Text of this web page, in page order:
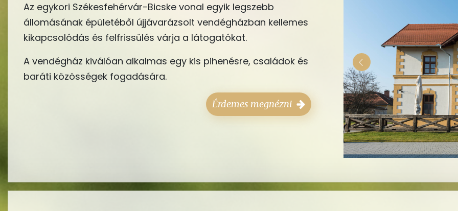
Az egykori Székesfehérvár-Bicske vonal egyik legszebb
állomásának épületéből újjávarázsolt vendégházban kellemes
kikapcsolódás és felfrissülés várja a látogatókat.
A vendégház kiválóan alkalmas egy kis pihenésre, családok és
baráti közösségek fogadására.
Érdemes megnézni